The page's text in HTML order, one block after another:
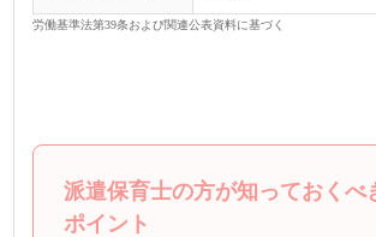
労働基準法第39条および関連公表資料に基づく
派遣保育士の方が知っておくべ
ポイント